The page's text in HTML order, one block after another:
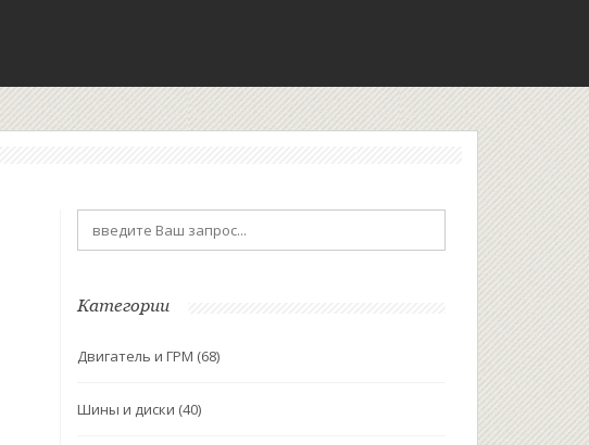
Категории
Двигатель и ГРМ (68)
Шины и диски (40)